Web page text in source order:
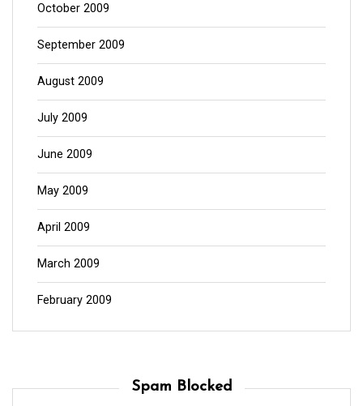
October 2009
September 2009
August 2009
July 2009
June 2009
May 2009
April 2009
March 2009
February 2009
Spam Blocked